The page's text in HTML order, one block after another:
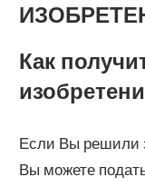
Как
Если Вы решили
Вы можете